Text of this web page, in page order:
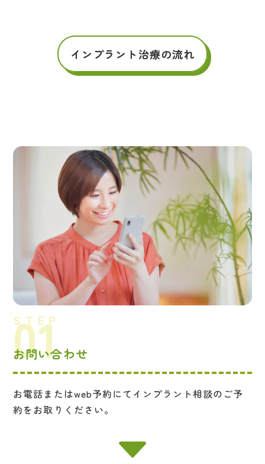
インプラント治療の流れ
お問い合わせ
お電話またはweb予約にてインプラント相談のご予
約をお取りください。